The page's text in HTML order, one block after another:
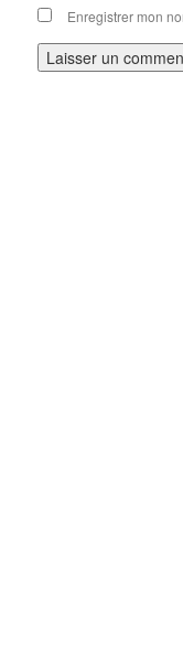
Enregistrer mon